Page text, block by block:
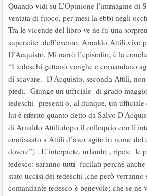
Quando vidi su L’Opinione l’immagine di
ventata di fuoco, per mesi la ebbi negli
Tra le vicende del libro ve ne fu una
superstite dell’evento, Arnaldo Attili,vivo
D’Acquisto. Mi narrò l’episodio, è la
“I tedeschi gettano vanghe e comandano
di scavare. D'Acquisto, seconda Attili,
piedi. Giunge un ufficiale di grado
tedeschi presenti o, al dunque, un
lui è riferito quanto detto da Salvo
di Arnaldo Attili,dopo il colloquio con lì
confessato a Attili d’aver agito in nome
dovere”) . L’'interprete, urlando , ripete le
tedesco: saranno tutti fucilati perché
stato uccisi dei tedeschi ,che però
comandante tedesco è benevole; che se